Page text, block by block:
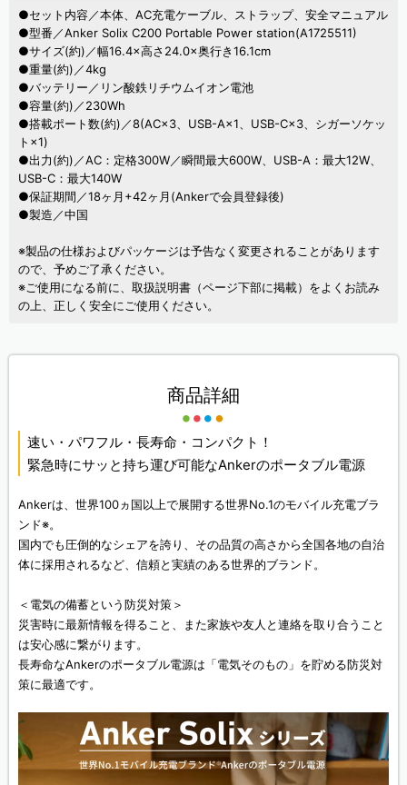
●セット内容／本体、AC充電ケーブル、ストラップ、安全マニュアル
●型番／Anker Solix C200 Portable Power station(A1725511)
●サイズ(約)／幅16.4×高さ24.0×奥行き16.1cm
●重量(約)／4kg
●バッテリー／リン酸鉄リチウムイオン電池
●容量(約)／230Wh
●搭載ポート数(約)／8(AC×3、USB-A×1、USB-C×3、シガーソケッ
ト×1)
●出力(約)／AC：定格300W／瞬間最大600W、USB-A：最大12W、
USB-C：最大140W
●保証期間／18ヶ月+42ヶ月(Ankerで会員登録後)
●製造／中国
※製品の仕様およびパッケージは予告なく変更されることがあります
ので、予めご了承ください。
※ご使用になる前に、取扱説明書（ページ下部に掲載）をよくお読み
の上、正しく安全にご使用ください。
商品詳細
速い・パワフル・長寿命・コンパクト！
緊急時にサッと持ち運び可能なAnkerのポータブル電源
Ankerは、世界100ヵ国以上で展開する世界No.1のモバイル充電ブラ
ンド※。
国内でも圧倒的なシェアを誇り、その品質の高さから全国各地の自治
体に採用されるなど、信頼と実績のある世界的ブランド。
＜電気の備蓄という防災対策＞
災害時に最新情報を得ること、また家族や友人と連絡を取り合うこと
は安心感に繋がります。
長寿命なAnkerのポータブル電源は「電気そのもの」を貯める防災対
策に最適です。